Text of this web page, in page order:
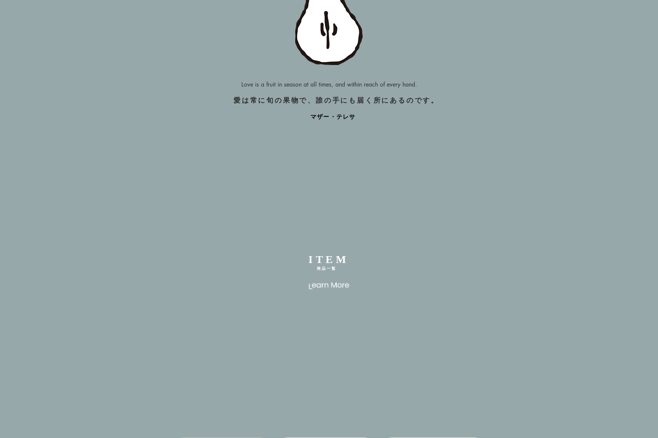
Love is a fruit in season at all times, and within reach of every hand.
愛は常に旬の果物で、誰の手にも届く所にあるのです。
​マザー・テレサ
ITEM
商品一覧